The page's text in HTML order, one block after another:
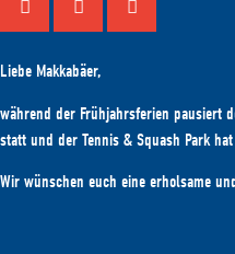
Liebe Makkabäer,
während der Frühjahrsferien pausiert
statt und der Tennis & Squash Park
Wir wünschen euch eine erholsame